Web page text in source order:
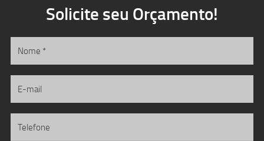
Solicite seu Orçamento!